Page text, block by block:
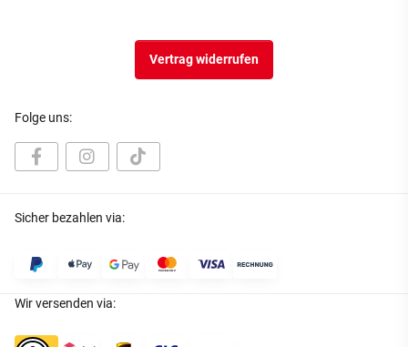
Vertrag widerrufen
Folge uns:
Sicher bezahlen via:
Wir versenden via: